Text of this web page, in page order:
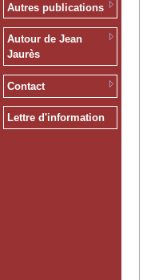
Autres publications
Autour de Jean
Jaurès
Contact
Lettre d'information